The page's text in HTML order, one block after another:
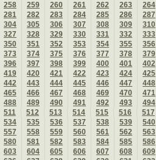
258 259 260 261 262 263
264
281 282 283 284 285 286
287
304 305 306 307 308 309
310
327 328 329 330 331 332
333
350 351 352 353 354 355
356
373 374 375 376 377 378
379
396 397 398 399 400 401
402
419 420 421 422 423 424
425
442 443 444 445 446 447
448
465 466 467 468 469 470
471
488 489 490 491 492 493
494
511 512 513 514 515 516
517
534 535 536 537 538 539
540
557 558 559 560 561 562
563
580 581 582 583 584 585
586
603 604 605 606 607 608
609